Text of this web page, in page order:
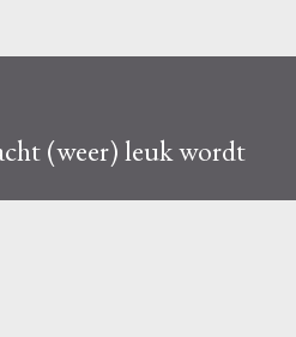
(weer) leuk wordt